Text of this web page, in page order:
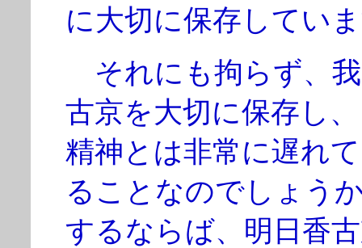
に大切に保存してい
それにも拘らず、
古京を大切に保存し
精神とは非常に遅れ
ることなのでしょう
するならば、明日香